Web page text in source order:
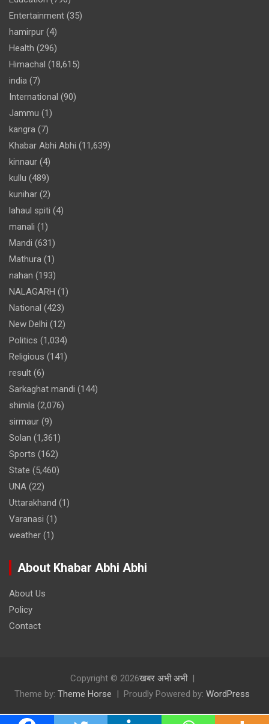
Entertainment (35)
hamirpur (4)
Health (296)
Himachal (18,615)
india (7)
International (90)
Jammu (1)
kangra (7)
Khabar Abhi Abhi (11,639)
kinnaur (4)
kullu (489)
kunihar (2)
lahaul spiti (4)
manali (1)
Mandi (631)
Mathura (1)
nahan (193)
NALAGARH (1)
National (423)
New Delhi (12)
Politics (1,034)
Religious (141)
result (6)
Sarkaghat mandi (144)
shimla (2,076)
sirmaur (9)
Solan (1,361)
Sports (162)
State (5,460)
UNA (22)
Uttarakhand (1)
Varanasi (1)
weather (1)
About Khabar Abhi Abhi
About Us
Policy
Contact
Copyright © 2026खबर अभी अभी
Theme by: Theme Horse Proudly Powered by: WordPress